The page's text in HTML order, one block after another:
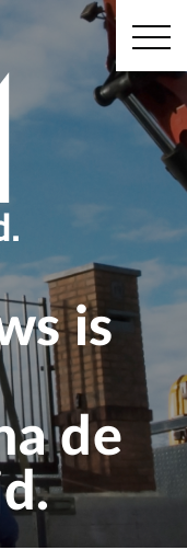
is
de